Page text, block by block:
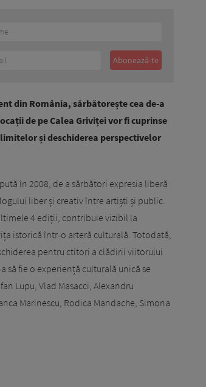
din România, sărbătorește cea de-a
de pe Calea Griviței vor fi cuprinse
și deschiderea perspectivelor
în 2008, de a sărbători expresia liberă
liber și creativ între artiști și public.
4 ediții, contribuie vizibil la
istorică într-o arteră culturală. Totodată,
pentru ctitori a clădirii viitorului
să fie o experiență culturală unică se
Lupu, Vlad Masacci, Alexandru
Marinescu, Rodica Mandache, Simona